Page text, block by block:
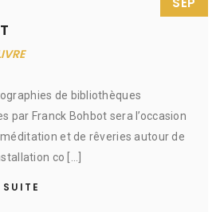
de bibliothèques
par Franck Bohbot sera l’occasion
méditation et de rêveries autour de
co [...]